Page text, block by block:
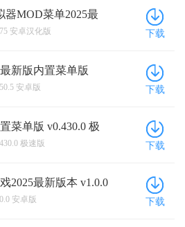
器MOD菜单2025最
汉化版
安卓汉化版 下载
新版内置菜单版
安卓版
安卓版 下载
菜单版 v0.430.0 极
极速版 下载
2025最新版本 v1.0.0
安卓版 下载